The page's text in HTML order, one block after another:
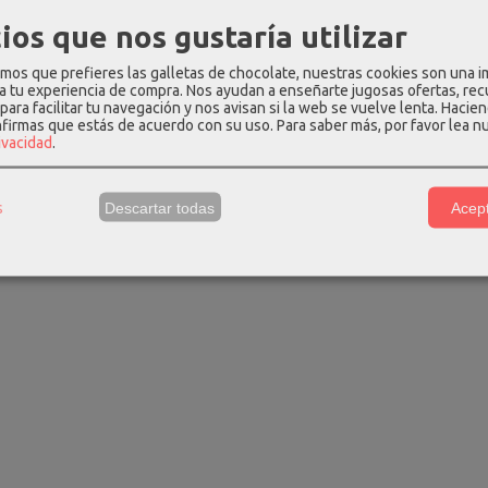
o de cruzar
€61,99 €
Bolso de mano y bandolera
don...
Bolso de
que nos gustaría utilizar
que prefieres las galletas de chocolate, nuestras cookies son una
tu experiencia de compra. Nos ayudan a enseñarte jugosas ofertas,
facilitar tu navegación y nos avisan si la web se vuelve lenta.
que estás de acuerdo con su uso. Para saber más, por favor lea
.
Descartar todas